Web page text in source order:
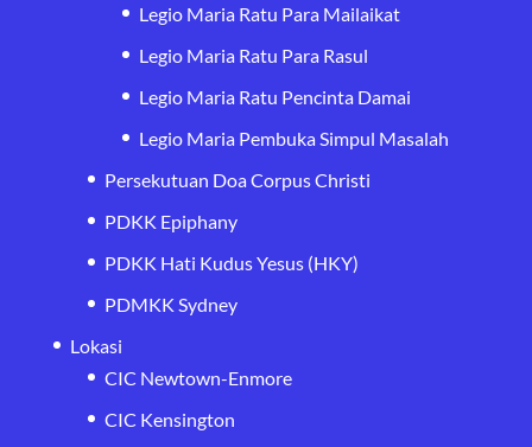
Legio Maria Ratu Para Mailaikat
Legio Maria Ratu Para Rasul
Legio Maria Ratu Pencinta Damai
Legio Maria Pembuka Simpul Masalah
Persekutuan Doa Corpus Christi
PDKK Epiphany
PDKK Hati Kudus Yesus (HKY)
PDMKK Sydney
Lokasi
CIC Newtown-Enmore
CIC Kensington